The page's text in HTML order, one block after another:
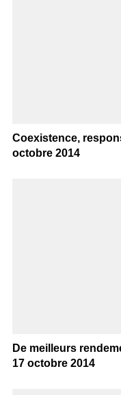
Coexistence,
octobre 2014
De meilleurs
17 octobre 2014